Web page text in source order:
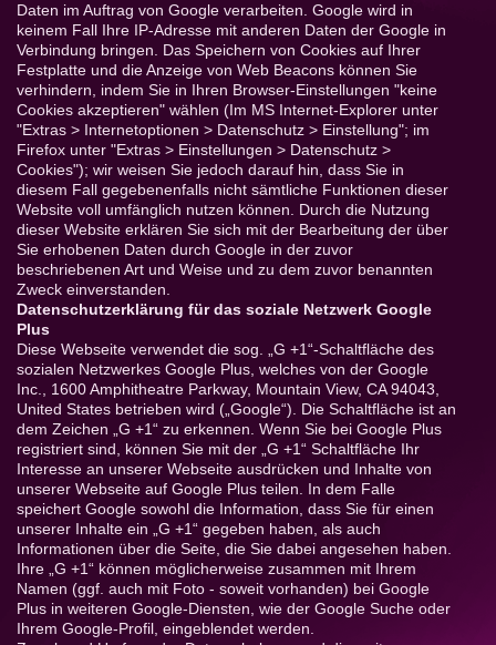
Daten im Auftrag von Google verarbeiten. Google wird in
keinem Fall Ihre IP-Adresse mit anderen Daten der Google in
Verbindung bringen. Das Speichern von Cookies auf Ihrer
Festplatte und die Anzeige von Web Beacons können Sie
verhindern, indem Sie in Ihren Browser-Einstellungen "keine
Cookies akzeptieren" wählen (Im MS Internet-Explorer unter
"Extras > Internetoptionen > Datenschutz > Einstellung"; im
Firefox unter "Extras > Einstellungen > Datenschutz >
Cookies"); wir weisen Sie jedoch darauf hin, dass Sie in
diesem Fall gegebenenfalls nicht sämtliche Funktionen dieser
Website voll umfänglich nutzen können. Durch die Nutzung
dieser Website erklären Sie sich mit der Bearbeitung der über
Sie erhobenen Daten durch Google in der zuvor
beschriebenen Art und Weise und zu dem zuvor benannten
Zweck einverstanden.
Datenschutzerklärung für das soziale Netzwerk Google
Plus
Diese Webseite verwendet die sog. „G +1“-Schaltfläche des
sozialen Netzwerkes Google Plus, welches von der Google
Inc., 1600 Amphitheatre Parkway, Mountain View, CA 94043,
United States betrieben wird („Google“). Die Schaltfläche ist an
dem Zeichen „G +1“ zu erkennen. Wenn Sie bei Google Plus
registriert sind, können Sie mit der „G +1“ Schaltfläche Ihr
Interesse an unserer Webseite ausdrücken und Inhalte von
unserer Webseite auf Google Plus teilen. In dem Falle
speichert Google sowohl die Information, dass Sie für einen
unserer Inhalte ein „G +1“ gegeben haben, als auch
Informationen über die Seite, die Sie dabei angesehen haben.
Ihre „G +1“ können möglicherweise zusammen mit Ihrem
Namen (ggf. auch mit Foto - soweit vorhanden) bei Google
Plus in weiteren Google-Diensten, wie der Google Suche oder
Ihrem Google-Profil, eingeblendet werden.